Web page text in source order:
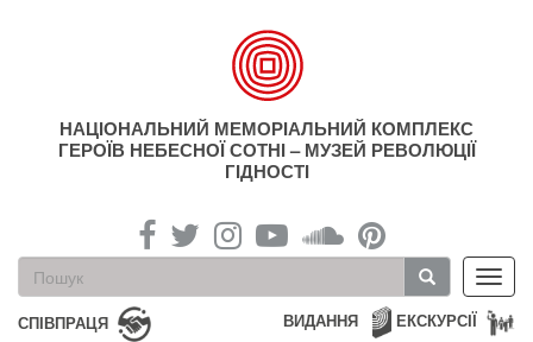
НАЦІОНАЛЬНИЙ МЕМОРІАЛЬНИЙ КОМПЛЕКС
ГЕРОЇВ НЕБЕСНОЇ СОТНІ – МУЗЕЙ РЕВОЛЮЦІЇ
ГІДНОСТІ
Пошукова
форма
Пошук
СПІВПРАЦЯ ЕКСКУРСІЇ
ВИДАННЯ